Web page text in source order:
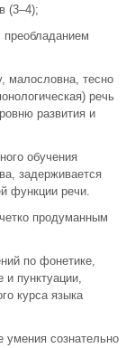
(3–4);
преобладанием
малословна, тесно
речь
развития и
обучения
задерживается
функции речи.
продуманным
по фонетике,
пунктуации,
курса языка
умения сознательно